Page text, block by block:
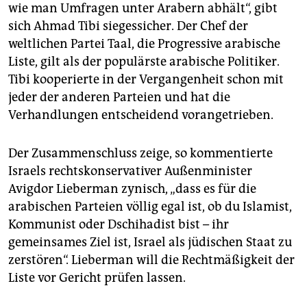
wie man Umfragen unter Arabern abhält“, gibt
sich Ahmad Tibi siegessicher. Der Chef der
weltlichen Partei Taal, die Progressive arabische
Liste, gilt als der populärste arabische Politiker.
Tibi kooperierte in der Vergangenheit schon mit
jeder der anderen Parteien und hat die
Verhandlungen entscheidend vorangetrieben.
Der Zusammenschluss zeige, so kommentierte
Israels rechtskonservativer Außenminister
Avigdor Lieberman zynisch, „dass es für die
arabischen Parteien völlig egal ist, ob du Islamist,
Kommunist oder Dschihadist bist – ihr
gemeinsames Ziel ist, Israel als jüdischen Staat zu
zerstören“. Lieberman will die Rechtmäßigkeit der
Liste vor Gericht prüfen lassen.